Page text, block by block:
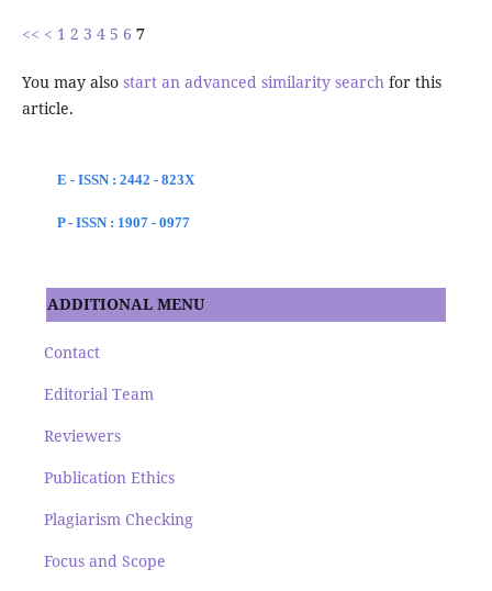
<< < 1 2 3 4 5 6 7
You may also start an advanced similarity searchfor this
article.
E - ISSN : 2442 - 823X
P - ISSN : 1907 - 0977
ADDITIONAL MENU
Contact
Editorial Team
Reviewers
Publication Ethics
Plagiarism Checking
Focus and Scope